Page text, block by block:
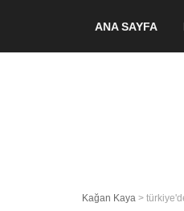
ANA SAYFA
Kağan Kaya >